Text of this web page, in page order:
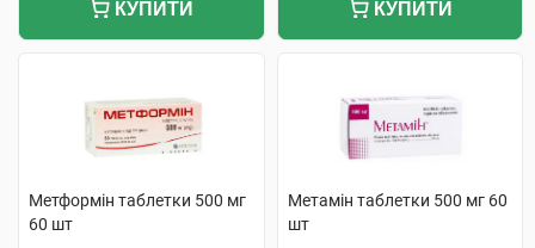
КУПИТИ КУПИТИ
Метформін таблетки 500 мг
60 шт
Метамін таблетки 500 мг 60
шт